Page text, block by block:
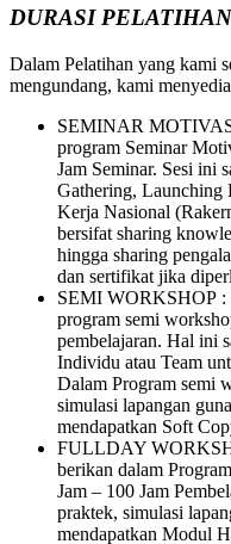
DURASI
Dalam Pelatihan yang kami
mengundang, kami
SEMINAR
program Seminar
Jam Seminar. Sesi ini
Gathering, Launching
Kerja Nasional
bersifat sharing
hingga sharing
dan sertifikat jika
SEMI WORKSHOP :
program semi
pembelajaran. Hal ini
Individu atau Team
Dalam Program semi
simulasi lapangan
mendapatkan Soft
FULLDAY
berikan dalam
Jam – 100 Jam
praktek, simulasi
mendapatkan Modul